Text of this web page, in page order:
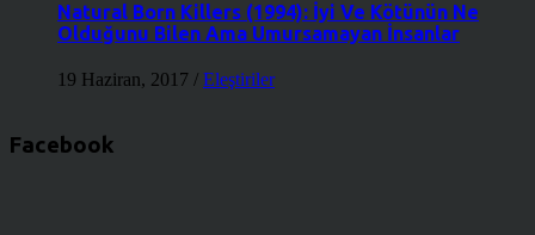
Natural Born Killers (1994): İyi Ve Kötünün Ne
Olduğunu Bilen Ama Umursamayan İnsanlar
19 Haziran, 2017 / Eleştiriler
Facebook